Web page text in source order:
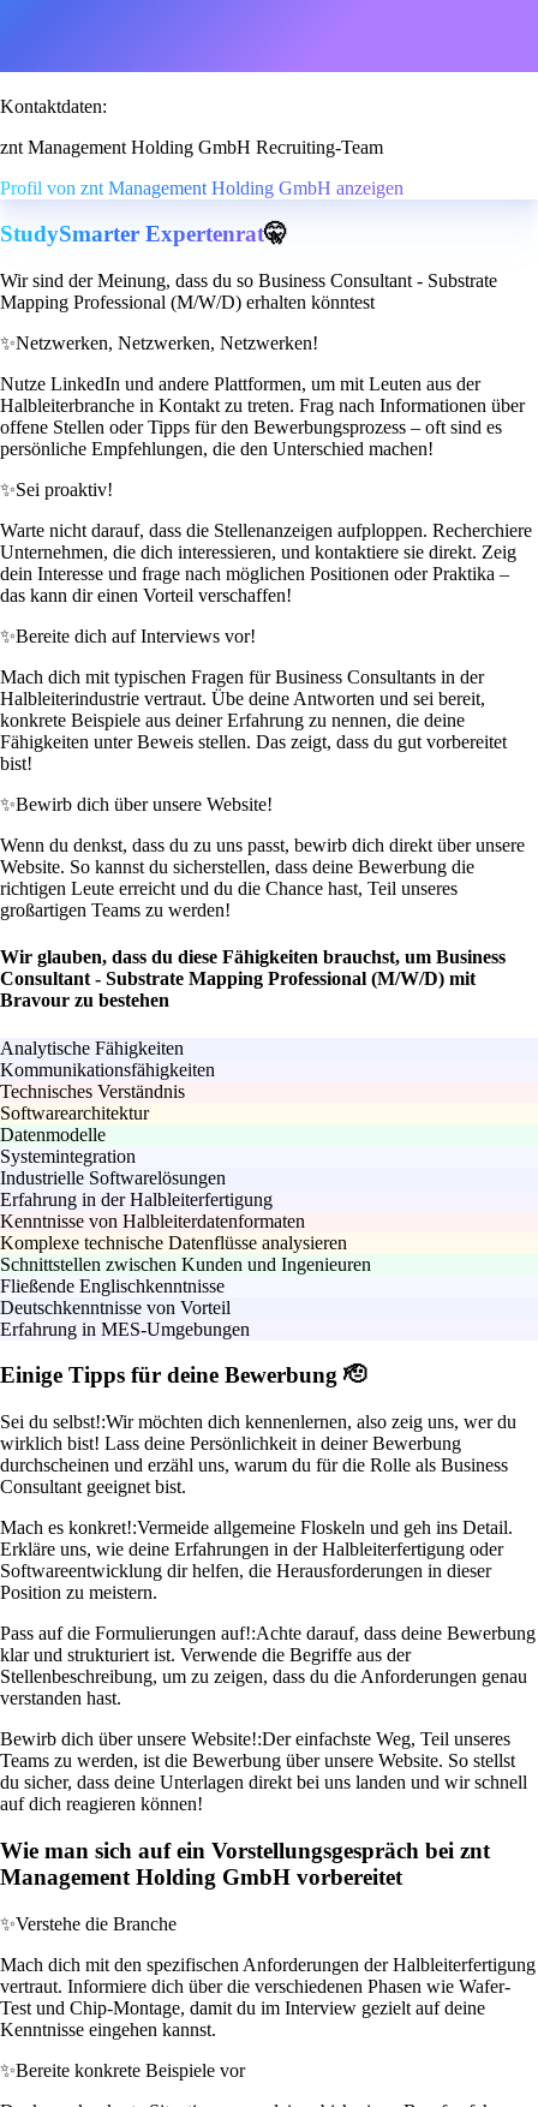
Kontaktdaten:
znt Management Holding GmbH Recruiting-Team
Profil von znt Management Holding GmbH anzeigen
StudySmarter Expertenrat🤫
Wir sind der Meinung, dass du so Business Consultant - Substrate
Mapping Professional (M/W/D) erhalten könntest
✨Netzwerken, Netzwerken, Netzwerken!
Nutze LinkedIn und andere Plattformen, um mit Leuten aus der
Halbleiterbranche in Kontakt zu treten. Frag nach Informationen über
offene Stellen oder Tipps für den Bewerbungsprozess – oft sind es
persönliche Empfehlungen, die den Unterschied machen!
✨Sei proaktiv!
Warte nicht darauf, dass die Stellenanzeigen aufploppen. Recherchiere
Unternehmen, die dich interessieren, und kontaktiere sie direkt. Zeig
dein Interesse und frage nach möglichen Positionen oder Praktika –
das kann dir einen Vorteil verschaffen!
✨Bereite dich auf Interviews vor!
Mach dich mit typischen Fragen für Business Consultants in der
Halbleiterindustrie vertraut. Übe deine Antworten und sei bereit,
konkrete Beispiele aus deiner Erfahrung zu nennen, die deine
Fähigkeiten unter Beweis stellen. Das zeigt, dass du gut vorbereitet
bist!
✨Bewirb dich über unsere Website!
Wenn du denkst, dass du zu uns passt, bewirb dich direkt über unsere
Website. So kannst du sicherstellen, dass deine Bewerbung die
richtigen Leute erreicht und du die Chance hast, Teil unseres
großartigen Teams zu werden!
Wir glauben, dass du diese Fähigkeiten brauchst, um Business
Consultant - Substrate Mapping Professional (M/W/D) mit
Bravour zu bestehen
Analytische Fähigkeiten
Kommunikationsfähigkeiten
Technisches Verständnis
Softwarearchitektur
Datenmodelle
Systemintegration
Industrielle Softwarelösungen
Erfahrung in der Halbleiterfertigung
Kenntnisse von Halbleiterdatenformaten
Komplexe technische Datenflüsse analysieren
Schnittstellen zwischen Kunden und Ingenieuren
Fließende Englischkenntnisse
Deutschkenntnisse von Vorteil
Erfahrung in MES-Umgebungen
Einige Tipps für deine Bewerbung 🫡
Sei du selbst!:Wir möchten dich kennenlernen, also zeig uns, wer du
wirklich bist! Lass deine Persönlichkeit in deiner Bewerbung
durchscheinen und erzähl uns, warum du für die Rolle als Business
Consultant geeignet bist.
Mach es konkret!:Vermeide allgemeine Floskeln und geh ins Detail.
Erkläre uns, wie deine Erfahrungen in der Halbleiterfertigung oder
Softwareentwicklung dir helfen, die Herausforderungen in dieser
Position zu meistern.
Pass auf die Formulierungen auf!:Achte darauf, dass deine Bewerbung
klar und strukturiert ist. Verwende die Begriffe aus der
Stellenbeschreibung, um zu zeigen, dass du die Anforderungen genau
verstanden hast.
Bewirb dich über unsere Website!:Der einfachste Weg, Teil unseres
Teams zu werden, ist die Bewerbung über unsere Website. So stellst
du sicher, dass deine Unterlagen direkt bei uns landen und wir schnell
auf dich reagieren können!
Wie man sich auf ein Vorstellungsgespräch bei znt
Management Holding GmbH vorbereitet
✨Verstehe die Branche
Mach dich mit den spezifischen Anforderungen der Halbleiterfertigung
vertraut. Informiere dich über die verschiedenen Phasen wie Wafer-
Test und Chip-Montage, damit du im Interview gezielt auf deine
Kenntnisse eingehen kannst.
✨Bereite konkrete Beispiele vor